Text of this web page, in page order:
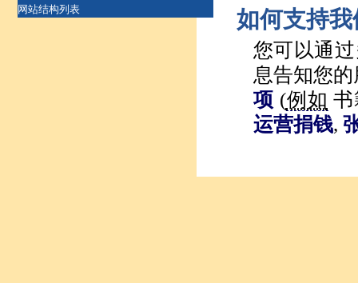
网站结构列表
如何支持
您可以通
息告知您
项 (例如
运营捐钱,